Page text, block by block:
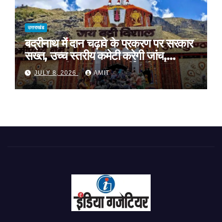
उत्तराखंड
बद्रीनाथ में दान चढ़ावे के प्रकरण पर सरकार
सख्त, उच्च स्तरीय कमेटी करेगी जांच,
अनुशासनहीनता पर एक कार्मिक निलंबित
JULY 8, 2026 AMIT